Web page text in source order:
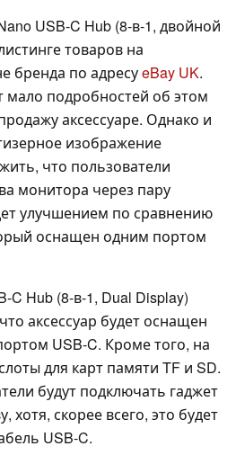
USB-C Hub (8-в-1, двойной
товаров на
бренда по адресуeBay UK.
мало подробностей об этом
аксессуаре. Однако и
изображение
что пользователи
монитора через пару
улучшением по сравнению
оснащен одним портом
C Hub (8-в-1, Dual Display)
аксессуар будет оснащен
USB-C. Кроме того, на
для карт памяти TF и SD.
будут подключать гаджет
хотя, скорее всего, это будет
USB-C.